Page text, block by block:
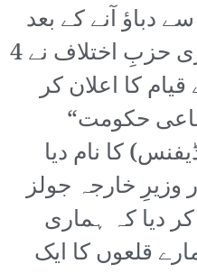
دباؤ آنے کے بعد
”اعتدال پسند“ جمہوری حزبِ اختلاف نے 4
کا اعلان کر
حکومت“
کا نام دیا
وزیرِ خارجہ جولز
دیا کہ ہماری
قلعوں کا ایک